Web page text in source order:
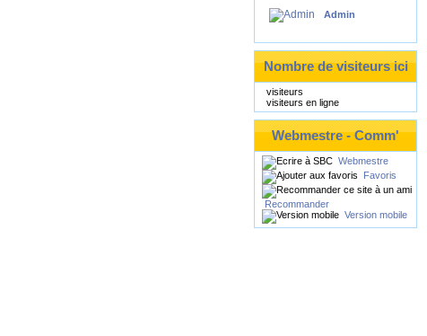
Admin
Nombre de visiteurs ici
visiteurs
visiteurs en ligne
Webmestre - Comm'
Webmestre
Favoris
Recommander
Version mobile